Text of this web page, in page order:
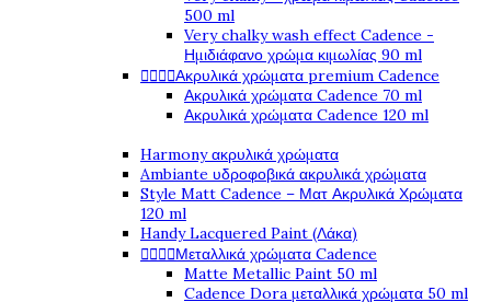
500 ml
Very chalky wash effect Cadence -
Ημιδιάφανο χρώμα κιμωλίας 90 ml
Ακρυλικά χρώματα premium Cadence
Ακρυλικά χρώματα Cadence 70 ml
Ακρυλικά χρώματα Cadence 120 ml
Harmony ακρυλικά χρώματα
Ambiante υδροφοβικά ακρυλικά χρώματα
Style Matt Cadence – Ματ Ακρυλικά Χρώματα
120 ml
Handy Lacquered Paint (Λάκα)
Μεταλλικά χρώματα Cadence
Matte Metallic Paint 50 ml
Cadence Dora μεταλλικά χρώματα 50 ml